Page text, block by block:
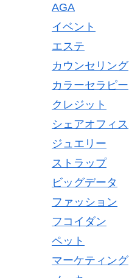
AGA
イベント
エステ
カウンセリング
カラーセラピー
クレジット
シェアオフィス
ジュエリー
ストラップ
ビッグデータ
ファッション
フコイダン
ペット
マーケティング